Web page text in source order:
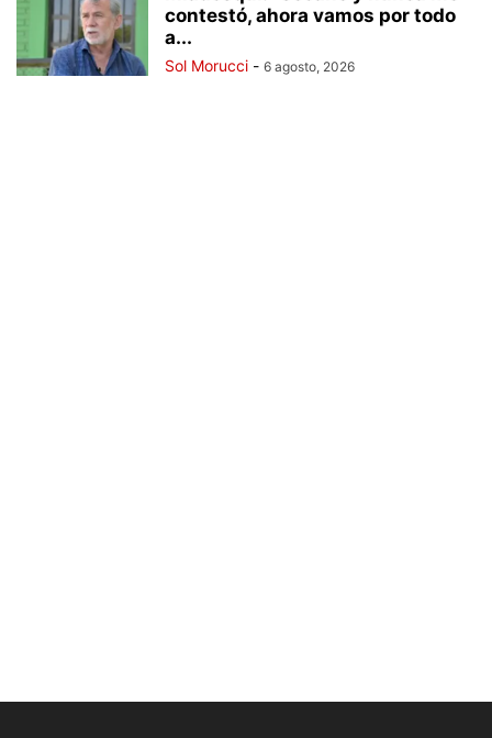
contestó, ahora vamos por todo
a...
Sol Morucci - 6 agosto, 2026